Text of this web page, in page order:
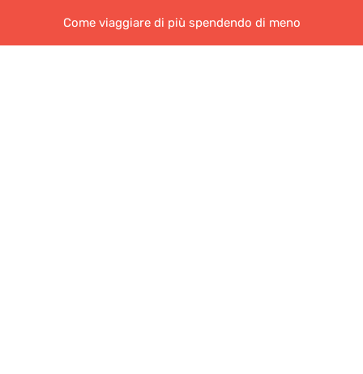
Come viaggiare di più spendendo di meno